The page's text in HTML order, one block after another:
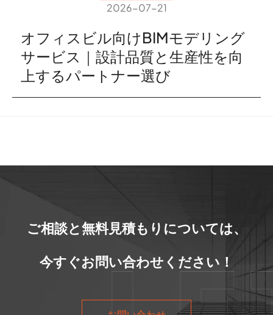
2026-07-21
オフィスビル向けBIMモデリング
サービス｜設計品質と生産性を向
上するパートナー選び
ご相談と無料見積もりについては、
今すぐお問い合わせください！